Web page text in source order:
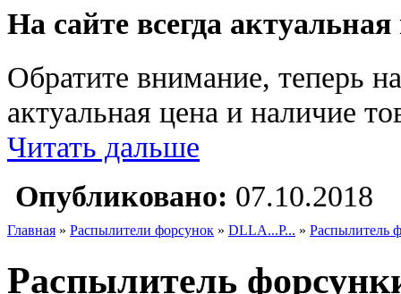
На сайте всегда
Обратите внимание, теперь
актуальная цена и наличие
Читать дальше
Опубликовано: 07.10.2018
Главная » Распылители форсунок » DLLA...P... » Распылитель
Распылитель